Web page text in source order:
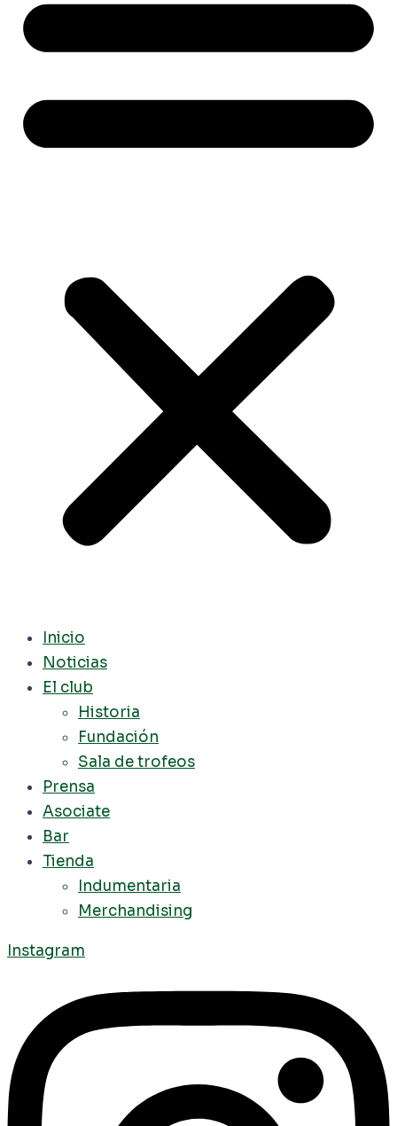
Inicio
Noticias
El club
Historia
Fundación
Sala de trofeos
Prensa
Asociate
Bar
Tienda
Indumentaria
Merchandising
Instagram